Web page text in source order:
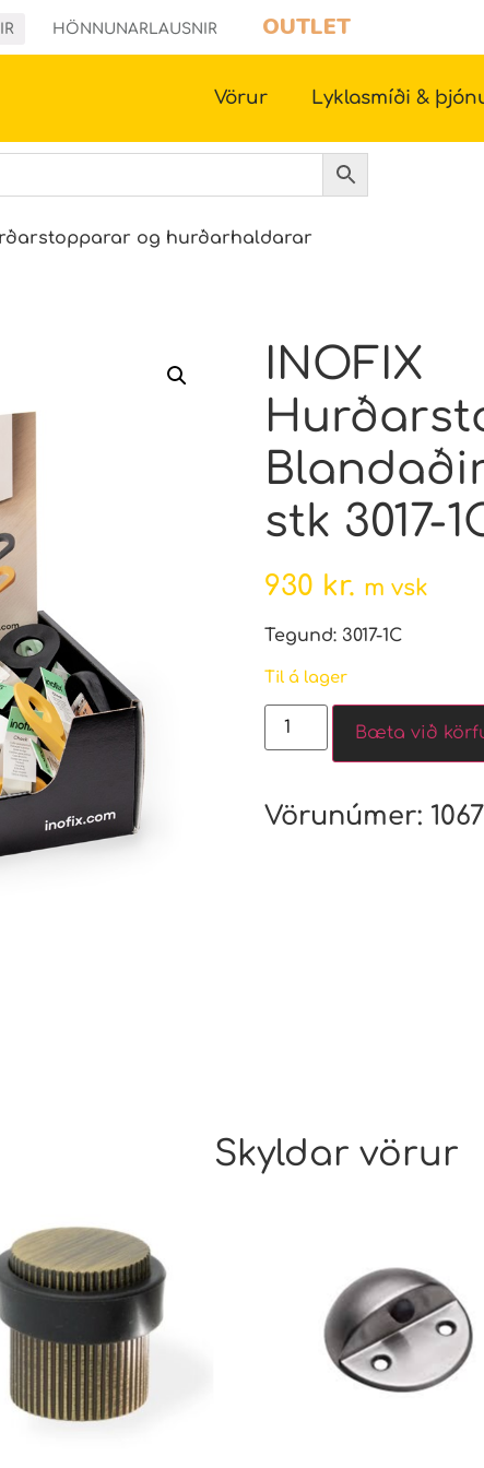
HÖNNUNARLAUSNIR OUTLET
Vörur Lyklasmíði &
og hurðarhaldarar
INOFIX
stk 3017-
930 kr. m vsk
Tegund: 3017-1C
Til á lager
Bæta við
Vörunúmer:
Skyldar vörur